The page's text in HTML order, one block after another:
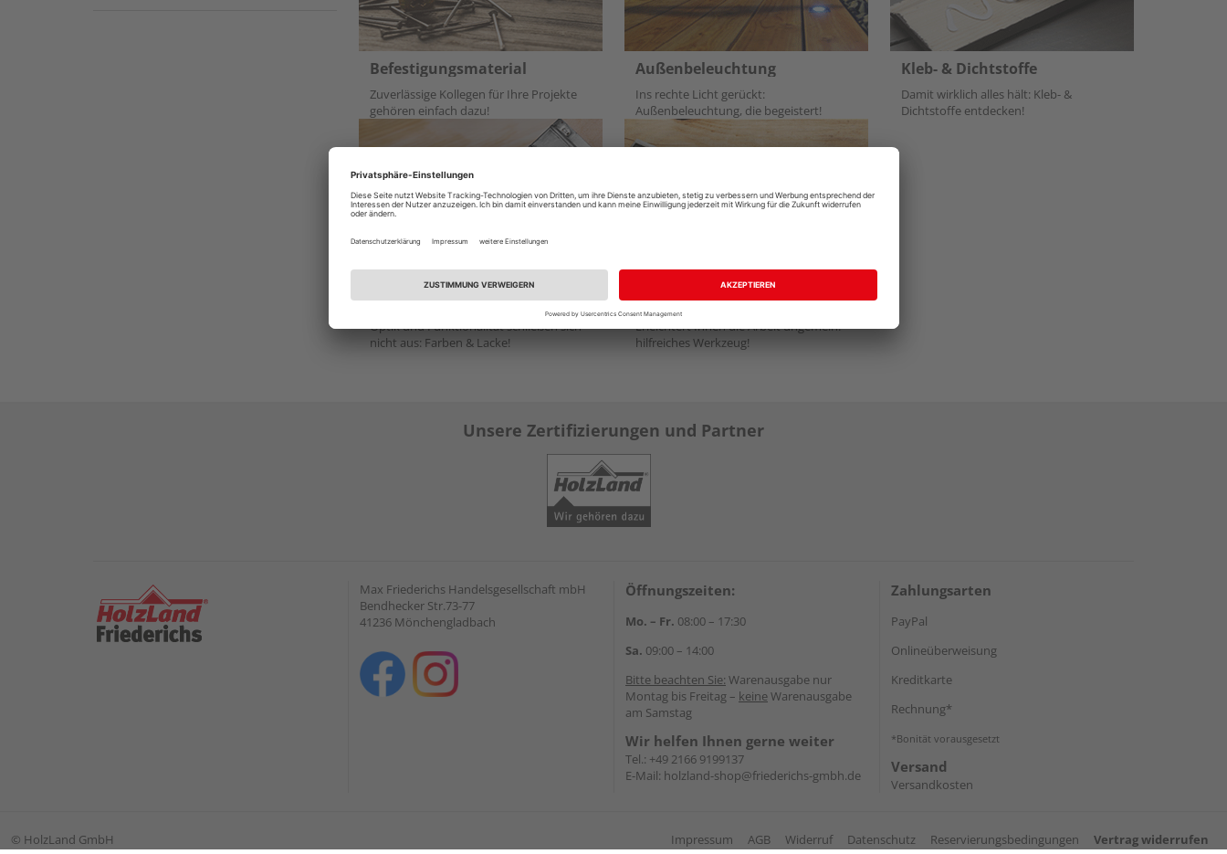
Befestigungsmaterial
Zuverlässige Kollegen für Ihre Projekte
gehören einfach dazu!
Außenbeleuchtung
Ins rechte Licht gerückt:
Außenbeleuchtung, die begeistert!
Kleb- & Dichtstoffe
Damit wirklich alles hält: Kleb- &
Dichtstoffe entdecken!
Farben & Lacke
Optik und Funktionalität schließen sich
nicht aus: Farben & Lacke!
Werkzeug
Erleichtert Ihnen die Arbeit ungemein:
hilfreiches Werkzeug!
Unsere Zertifizierungen und Partner
Max Friederichs Handelsgesellschaft mbH
Bendhecker Str.73-77
41236 Mönchengladbach
Öffnungszeiten:
Mo. – Fr. 08:00 – 17:30
Sa. 09:00 – 14:00
Bitte beachten Sie: Warenausgabe nur
Montag bis Freitag – keineWarenausgabe
am Samstag
Wir helfen Ihnen gerne weiter
Tel.: +49 2166 9199137
E-Mail: holzland-shop@friederichs-gmbh.de
Zahlungsarten
PayPal
Onlineüberweisung
Kreditkarte
Rechnung*
*Bonität vorausgesetzt
Versand
Versandkosten
© HolzLand GmbH Impressum AGB Widerruf Datenschutz Reservierungsbedingungen Vertrag widerrufen